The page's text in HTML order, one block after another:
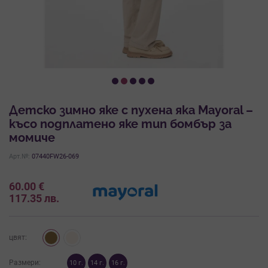
Детско зимно яке с пухена яка Mayoral –
късо подплатено яке тип бомбър за
момиче
Арт.№: 07440FW26-069
60.00 €
117.35лв.
цвят:
Размери: 10 г. 14 г. 16 г.